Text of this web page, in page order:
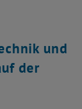
und
der